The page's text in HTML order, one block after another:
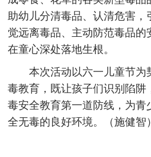
助幼儿分清毒品、认清危害，
觉远离毒品、主动防范毒品的
在童心深处落地生根。
本次活动以六一儿童节为
毒教育，既让孩子们识别陷阱
毒安全教育第一道防线，为青
全无毒的良好环境。（施健智）